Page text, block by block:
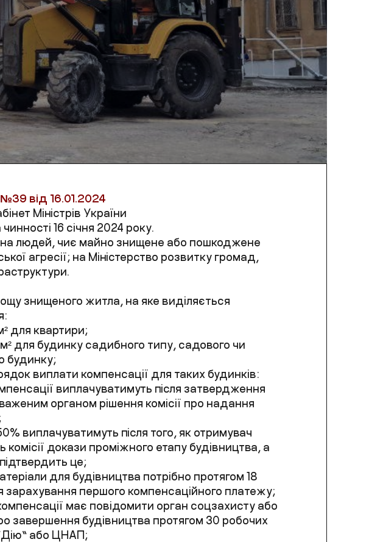
№39 від 16.01.2024
Міністрів України
16 січня 2024 року.
на людей, чиє майно знищене або пошкоджене
агресії; на Міністерство розвитку громад,
знищеного житла, на яке виділяється
для квартири;
м² для будинку садибного типу, садового чи
будинку;
виплати компенсації для таких будинків:
виплачуватимуть після затвердження
органом рішення комісії про надання
виплачуватимуть після того, як отримувач
комісії докази проміжного етапу будівництва, а
підтвердить це;
для будівництва потрібно протягом 18
зарахування першого компенсаційного платежу;
має повідомити орган соцзахисту або
завершення будівництва протягом 30 робочих
або ЦНАП;